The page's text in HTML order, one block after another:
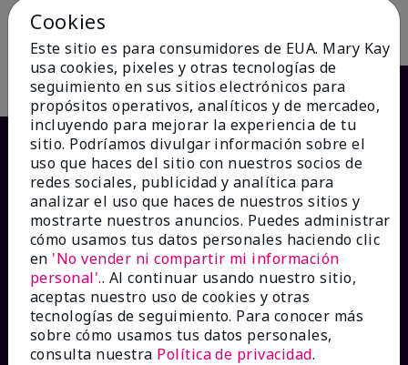
Descripción
¿CÓMO PODEMOS AYUDAR?
Recibe e-mails
Cookies
Este sitio es para consumidores de EUA. Mary Kay
usa cookies, pixeles y otras tecnologías de
seguimiento en sus sitios electrónicos para
propósitos operativos, analíticos y de mercadeo,
incluyendo para mejorar la experiencia de tu
sitio. Podríamos divulgar información sobre el
uso que haces del sitio con nuestros socios de
redes sociales, publicidad y analítica para
analizar el uso que haces de nuestros sitios y
mostrarte nuestros anuncios. Puedes administrar
cómo usamos tus datos personales haciendo clic
en 'No vender ni compartir mi información
personal'.. Al continuar usando nuestro sitio,
aceptas nuestro uso de cookies y otras
tecnologías de seguimiento. Para conocer más
sobre cómo usamos tus datos personales,
consulta nuestra Política de privacidad.